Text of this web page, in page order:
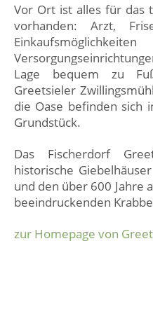
Vor Ort ist alles für das
vorhanden: Arzt,
Lage bequem zu
Greetsieler
die Oase befinden sich
Grundstück.
Das Fischerdorf
historische
und den über 600 Jahre
beeindruckenden
zur Homepage von